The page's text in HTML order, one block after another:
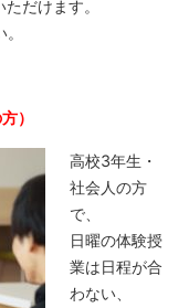
だけます。
）
高校3年生・
社会人の方
で、
日曜の体験授
業は日程が合
わない、